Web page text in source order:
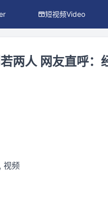
短视频Video
两人 网友直呼：
视频